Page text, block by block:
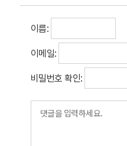
이름:
이메일:
비밀번호 확인: